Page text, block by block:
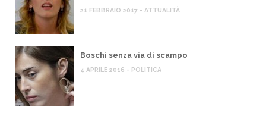
21 FEBBRAIO 2017 - ATTUALITÀ
Boschi senza via di scampo
4 APRILE 2016 - POLITICA